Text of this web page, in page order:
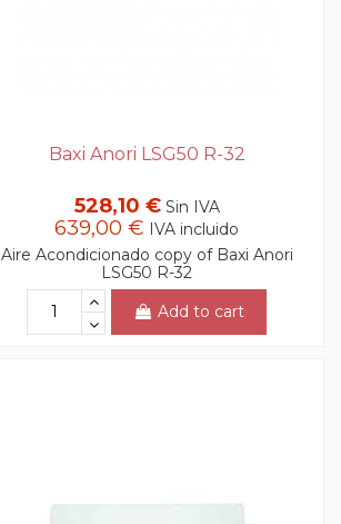
Baxi Anori LSG50 R-32
528,10 € Sin IVA
639,00 € IVA incluido
Aire Acondicionado copy of Baxi Anori
LSG50 R-32
Add to cart